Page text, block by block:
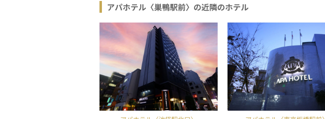
アパホテル〈巣鴨駅前〉の近隣のホテル